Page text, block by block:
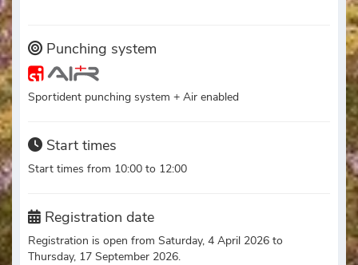
Punching system
Sportident punching system + Air enabled
Start times
Start times from 10:00 to 12:00
Registration date
Registration is open from Saturday, 4 April 2026 to
Thursday, 17 September 2026.